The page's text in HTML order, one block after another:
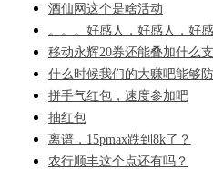
酒仙网这个是啥活动
。。。好感人，好感人，好
移动永辉20券还能叠加什么
什么时候我们的大赚吧能够
拼手气红包，速度参加吧
抽红包
离谱，15pmax跌到8k了？
农行顺丰这个点还有吗？